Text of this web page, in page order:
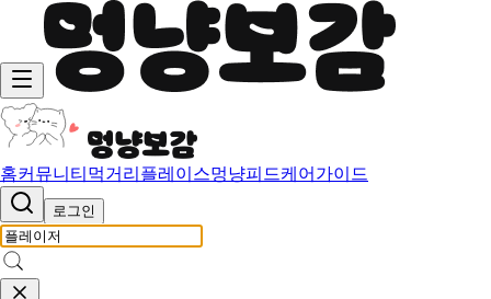
홈커뮤니티 먹거리 플레이스멍냥피드케어가이드
로그인